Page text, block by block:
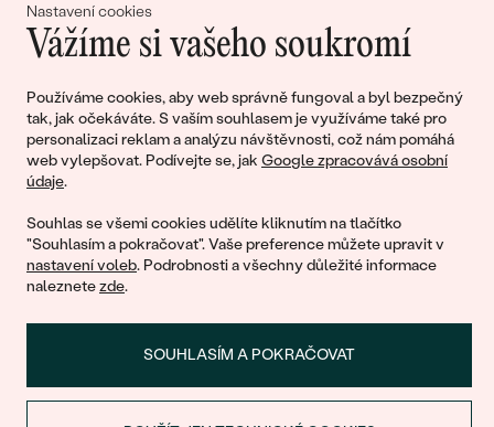
Nastavení cookies
Vážíme si vašeho soukromí
Používáme cookies, aby web správně fungoval a byl bezpečný
tak, jak očekáváte. S vaším souhlasem je využíváme také pro
personalizaci reklam a analýzu návštěvnosti, což nám pomáhá
web vylepšovat. Podívejte se, jak Google zpracovává osobní
údaje.
Souhlas se všemi cookies udělíte kliknutím na tlačítko
"Souhlasím a pokračovat". Vaše preference můžete upravit v
nastavení voleb. Podrobnosti a všechny důležité informace
naleznetezde.
SOUHLASÍM A POKRAČOVAT
Připojte se k nám!
© 2011 - 2026, Eppi.cz